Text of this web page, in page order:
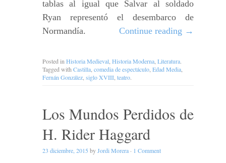
tablas al igual que Salvar al soldado
Ryan representó el desembarco de
Normandía.
Continue reading →
Posted in Historia Medieval Historia Moderna Literatura.
Tagged with Castilla comedia de espectáculo Edad Media
Fernán González siglo XVIII teatro.
Los Mundos Perdidos de
H. Rider Haggard
23 diciembre, 2015 byJordi Morera · 1 Comment